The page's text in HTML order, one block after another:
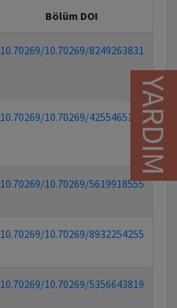
Bölüm DOI
10.70269/10.70269/8249263831
10.70269/10.70269/4255465394
10.70269/10.70269/5619918555
10.70269/10.70269/8932254255
10.70269/10.70269/5356643819
YARDIM